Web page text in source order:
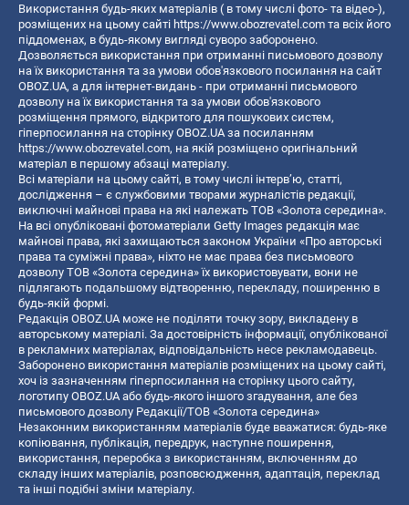
Використання будь-яких матеріалів ( в тому числі фото- та відео-),
розміщених на цьому сайті https://www.obozrevatel.com та всіх його
піддоменах, в будь-якому вигляді суворо заборонено.
Дозволяється використання при отриманні письмового дозволу
на їх використання та за умови обов'язкового посилання на сайт
OBOZ.UA, а для інтернет-видань - при отриманні письмового
дозволу на їх використання та за умови обов'язкового
розміщення прямого, відкритого для пошукових систем,
гіперпосилання на сторінку OBOZ.UA за посиланням
https://www.obozrevatel.com, на якій розміщено оригінальний
матеріал в першому абзаці матеріалу.
Всі матеріали на цьому сайті, в тому числі інтерв’ю, статті,
дослідження – є службовими творами журналістів редакції,
виключні майнові права на які належать ТОВ «Золота середина».
На всі опубліковані фотоматеріали Getty Images редакція має
майнові права, які захищаються законом України «Про авторські
права та суміжні права», ніхто не має права без письмового
дозволу ТОВ «Золота середина» їх використовувати, вони не
підлягають подальшому відтворенню, перекладу, поширенню в
будь-якій формі.
Редакція OBOZ.UA може не поділяти точку зору, викладену в
авторському матеріалі. За достовірність інформації, опублікованої
в рекламних матеріалах, відповідальність несе рекламодавець.
Заборонено використання матеріалів розміщених на цьому сайті,
хоч із зазначенням гіперпосилання на сторінку цього сайту,
логотипу OBOZ.UA або будь-якого іншого згадування, але без
письмового дозволу Редакції/ТОВ «Золота середина»
Незаконним використанням матеріалів буде вважатися: будь-яке
копiювання, публiкацiя, передрук, наступне поширення,
використання, переробка з використанням, включенням до
складу інших матеріалів, розповсюдження, адаптація, переклад
та інші подібні зміни матеріалу.